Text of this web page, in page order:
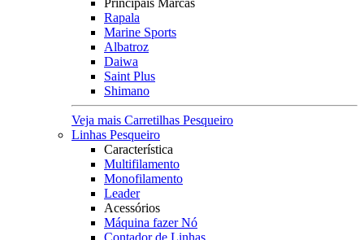
Principais Marcas
Rapala
Marine Sports
Albatroz
Daiwa
Saint Plus
Shimano
Veja mais Carretilhas Pesqueiro
Linhas Pesqueiro
Característica
Multifilamento
Monofilamento
Leader
Acessórios
Máquina fazer Nó
Contador de Linhas